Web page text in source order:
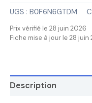
UGS : B0F6N6GTDM
Prix vérifié le 28 juin 2026
Fiche mise à jour le 28 juin
Description